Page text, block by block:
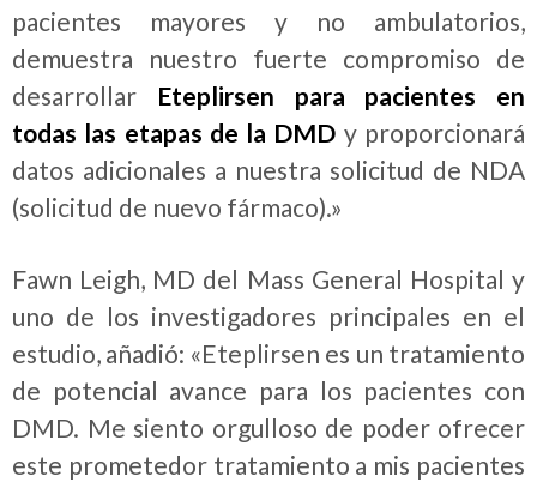
pacientes mayores y no ambulatorios,
demuestra nuestro fuerte compromiso de
desarrollar Eteplirsen para
pacientes en
todas las etapas de la DMD y proporcionará
datos adicionales a nuestra solicitud de NDA
(solicitud de nuevo fármaco).»
Fawn Leigh, MD del Mass General Hospital y
uno de los investigadores principales en el
estudio, añadió: «Eteplirsen es un tratamiento
de potencial avance para los pacientes con
DMD. Me siento orgulloso de poder ofrecer
este prometedor tratamiento a mis pacientes